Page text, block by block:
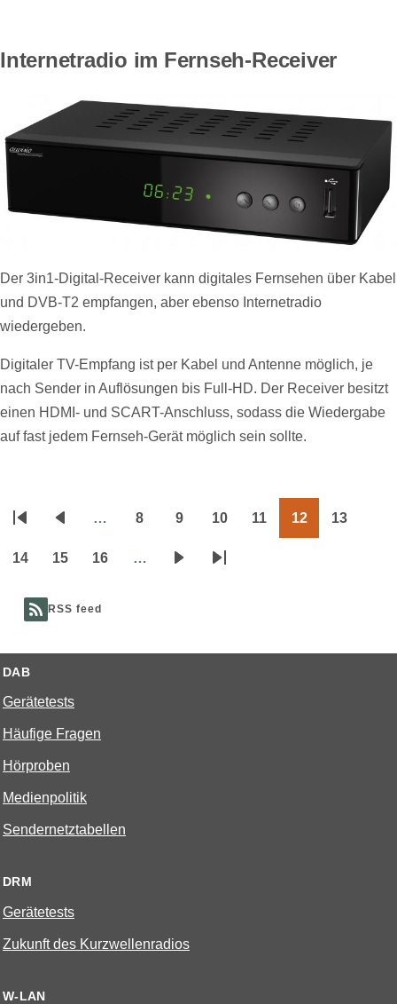
Internetradio im Fernseh-Receiver
Der 3in1-Digital-Receiver kann digitales Fernsehen über Kabel
und DVB-T2 empfangen, aber ebenso Internetradio
wiedergeben.
Digitaler TV-Empfang ist per Kabel und Antenne möglich, je
nach Sender in Auflösungen bis Full-HD. Der Receiver besitzt
einen HDMI- und SCART-Anschluss, sodass die Wiedergabe
auf fast jedem Fernseh-Gerät möglich sein sollte.
Seitennummerierung
Seite
Seite
… 8 9 10 11 12 13
14 15 16 …
NächsteLetzte
RSS feed
DAB
Gerätetests
Häufige Fragen
Hörproben
Medienpolitik
Sendernetztabellen
DRM
Gerätetests
Zukunft des Kurzwellenradios
W-LAN